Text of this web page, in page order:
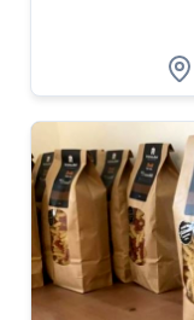
Dégustation